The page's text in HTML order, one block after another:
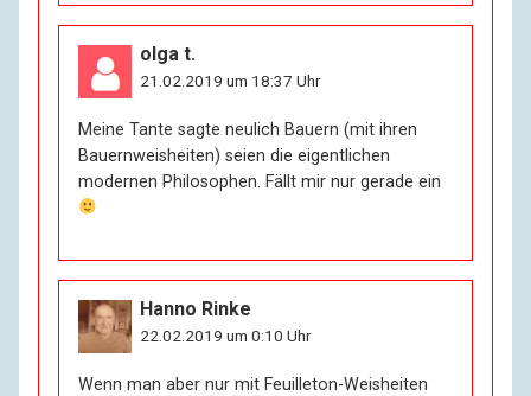
olga t.
21.02.2019 um 18:37 Uhr
Meine Tante sagte neulich Bauern (mit ihren
Bauernweisheiten) seien die eigentlichen
modernen Philosophen. Fällt mir nur gerade ein
Hanno Rinke
22.02.2019 um 0:10 Uhr
Wenn man aber nur mit Feuilleton-Weisheiten